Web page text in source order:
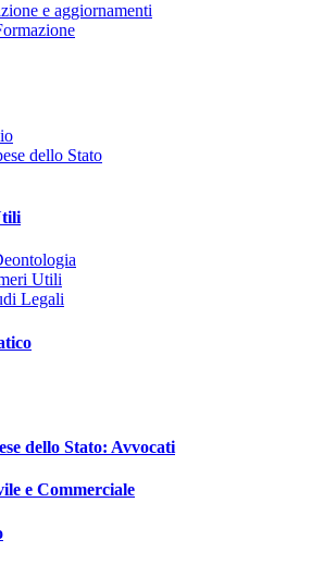
e aggiornamenti
dello Stato
Utili
Legali
dello Stato: Avvocati
e Commerciale